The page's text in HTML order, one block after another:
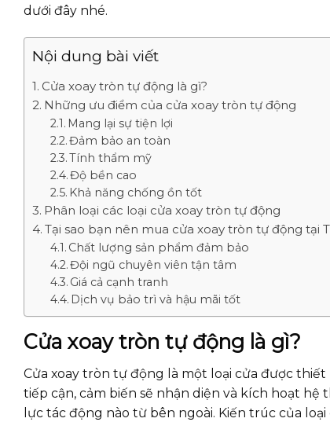
dưới đây nhé.
Nội dung bài viết
Cửa xoay tròn tự động là gì?
Những ưu điểm của cửa xoay tròn tự động
Mang lại sự tiện lợi
Đảm bảo an toàn
Tính thẩm mỹ
Độ bền cao
Khả năng chống ồn tốt
Phân loại các loại cửa xoay tròn tự động
Tại sao bạn nên mua cửa xoay tròn tự động tại
Chất lượng sản phẩm đảm bảo
Đội ngũ chuyên viên tận tâm
Giá cả cạnh tranh
Dịch vụ bảo trì và hậu mãi tốt
Cửa xoay tròn tự động là gì?
Cửa xoay tròn tự động là một loại cửa được
tiếp cận, cảm biến sẽ nhận diện và kích hoạt
lực tác động nào từ bên ngoài. Kiến trúc của